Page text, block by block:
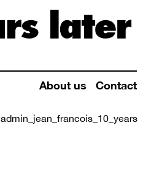
About us Contact
admin_jean_francois_10_years